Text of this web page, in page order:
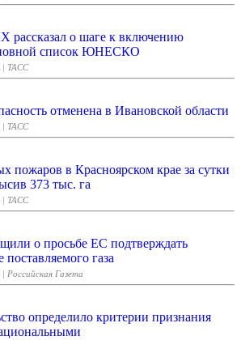
рассказал о шаге к включению
список ЮНЕСКО
| ТАСС
отменена в Ивановской области
| ТАСС
пожаров в Красноярском крае за сутки
373 тыс. га
| ТАСС
о просьбе ЕС подтверждать
газа
| Российская Газета
определило критерии признания